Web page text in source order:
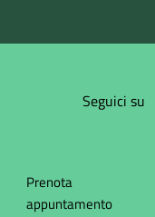
Seguici su
Prenota
appuntamento